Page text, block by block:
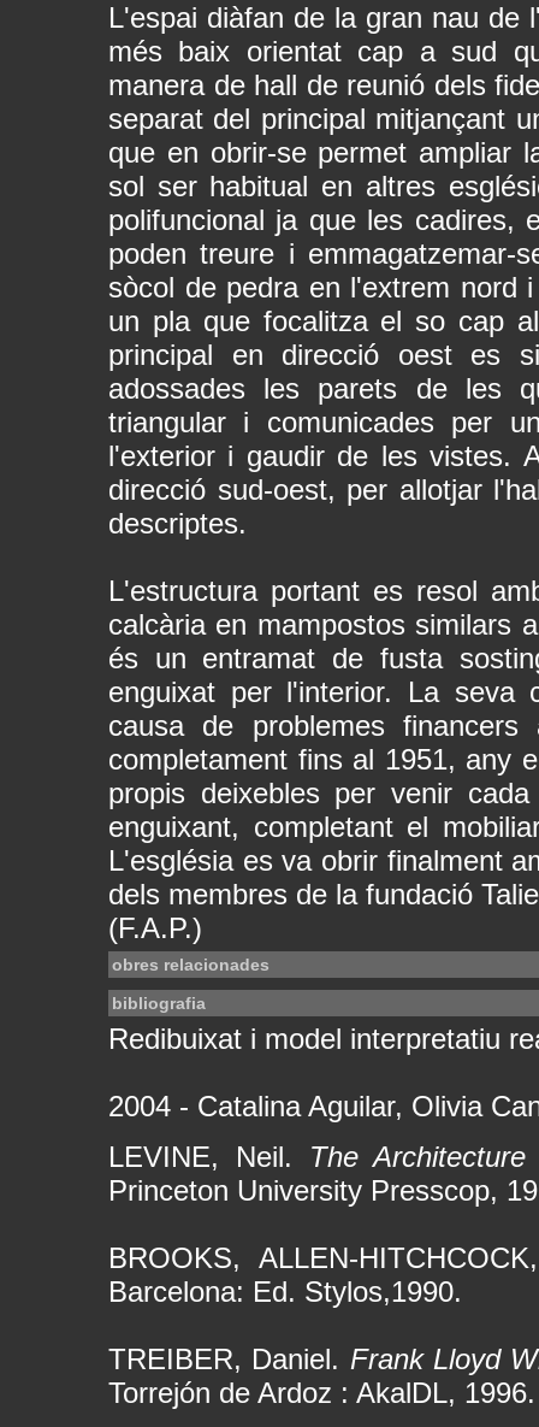
L'espai diàfan de la gran nau de
més baix orientat cap a sud
manera de hall de reunió dels
separat del principal mitjançant
que en obrir-se permet ampliar
sol ser habitual en altres
polifuncional ja que les cadires,
poden treure i
sòcol de pedra en l'extrem nord
un pla que focalitza el so cap
principal en direcció oest es
adossades les parets de les
triangular i comunicades per
l'exterior i gaudir de les vistes.
direcció sud-oest, per allotjar
descriptes.
L'estructura portant es resol
calcària en mampostos similars
és un entramat de fusta
enguixat per l'interior. La seva
causa de problemes
completament fins al 1951, any
propis deixebles per venir
enguixant, completant el
L'església es va obrir finalment
dels membres de la fundació
(F.A.P.)
obres relacionades
bibliografia
Redibuixat i model interpretatiu
2004 - Catalina Aguilar, Olivia
LEVINE, Neil. The
Princeton University Presscop,
BROOKS, ALLEN-
Barcelona: Ed. Stylos,1990.
TREIBER, Daniel. Frank Lloyd
Torrejón de Ardoz : AkalDL, 1996.